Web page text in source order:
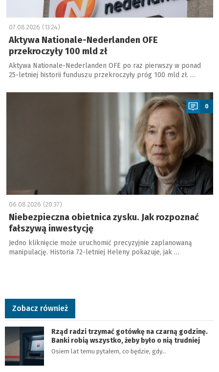
07.08.2026 (13:24)
Aktywa Nationale-Nederlanden OFE
przekroczyły 100 mld zł
Aktywa Nationale-Nederlanden OFE po raz pierwszy w ponad
25-letniej historii funduszu przekroczyły próg 100 mld zł. …
a
0
06.08.2026 (20:37)
Niebezpieczna obietnica zysku. Jak rozpoznać
fałszywą inwestycję
Jedno kliknięcie może uruchomić precyzyjnie zaplanowaną
manipulację. Historia 72-letniej Heleny pokazuje, jak …
Zobacz również
Rząd radzi trzymać gotówkę na czarną godzinę.
Banki robią wszystko, żeby było o nią trudniej
Osiem lat temu pytałem, co będzie, gdy…